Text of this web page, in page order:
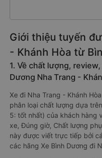
Giới thiệu tuyến
- Khánh Hòa từ
1. Về chất lượng,
Dương Nha Trang -
Xe đi Nha Trang - Khánh
phân loại chất lượng dựa
5: tốt nhất) của khách hàng
xe, Đúng giờ, Chất lượng
này được viết trực tiếp bởi
các hãng Xe Bình Dương đi